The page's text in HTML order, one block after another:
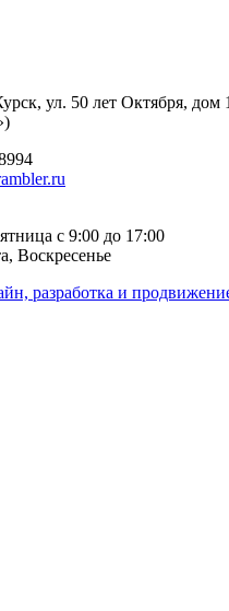
ул. 50 лет Октября, дом
с 9:00 до 17:00
Воскресенье
разработка и